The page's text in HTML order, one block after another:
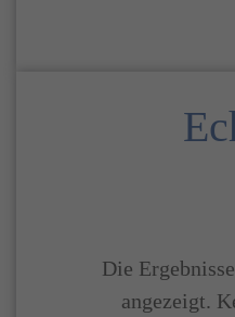
Die
angezeigt.